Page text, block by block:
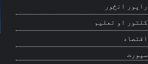
راپور انځور
کلتور او تعلیم
اقتصاد
سپورت